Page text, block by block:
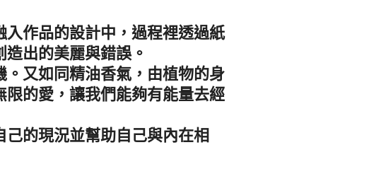
作品的設計中，過程裡透過紙
出的美麗與錯誤。
又如同精油香氣，由植物的身
的愛，讓我們能夠有能量去經
的現況並幫助自己與內在相